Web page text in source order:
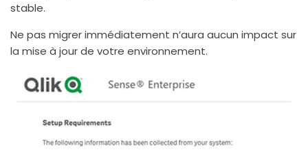
stable.
Ne pas migrer immédiatement n’aura aucun impact sur
la mise à jour de votre environnement.